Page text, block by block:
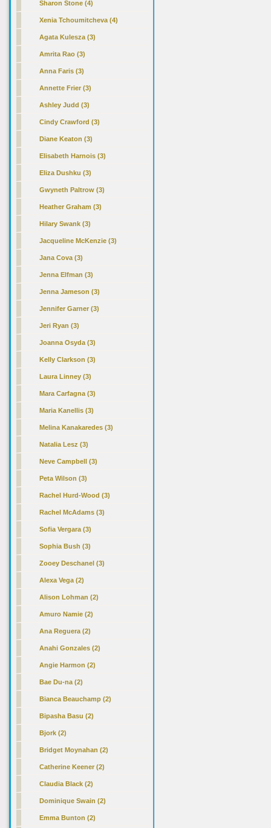
Sharon Stone (4)
Xenia Tchoumitcheva (4)
Agata Kulesza (3)
Amrita Rao (3)
Anna Faris (3)
Annette Frier (3)
Ashley Judd (3)
Cindy Crawford (3)
Diane Keaton (3)
Elisabeth Harnois (3)
Eliza Dushku (3)
Gwyneth Paltrow (3)
Heather Graham (3)
Hilary Swank (3)
Jacqueline McKenzie (3)
Jana Cova (3)
Jenna Elfman (3)
Jenna Jameson (3)
Jennifer Garner (3)
Jeri Ryan (3)
Joanna Osyda (3)
Kelly Clarkson (3)
Laura Linney (3)
Mara Carfagna (3)
Maria Kanellis (3)
Melina Kanakaredes (3)
Natalia Lesz (3)
Neve Campbell (3)
Peta Wilson (3)
Rachel Hurd-Wood (3)
Rachel McAdams (3)
Sofia Vergara (3)
Sophia Bush (3)
Zooey Deschanel (3)
Alexa Vega (2)
Alison Lohman (2)
Amuro Namie (2)
Ana Reguera (2)
Anahi Gonzales (2)
Angie Harmon (2)
Bae Du-na (2)
Bianca Beauchamp (2)
Bipasha Basu (2)
Bjork (2)
Bridget Moynahan (2)
Catherine Keener (2)
Claudia Black (2)
Dominique Swain (2)
Emma Bunton (2)